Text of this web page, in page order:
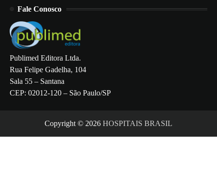
Fale Conosco
Publimed Editora Ltda.
Rua Felipe Gadelha, 104
Sala 55 – Santana
CEP: 02012-120 – São Paulo/SP
Copyright © 2026 HOSPITAIS BRASIL